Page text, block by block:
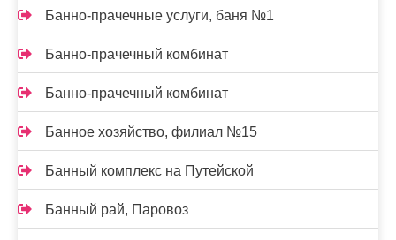
Банно-прачечные услуги, баня №1
Банно-прачечный комбинат
Банно-прачечный комбинат
Банное хозяйство, филиал №15
Банный комплекс на Путейской
Банный рай, Паровоз